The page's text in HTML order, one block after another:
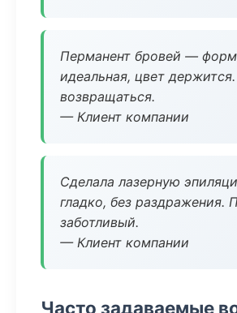
Перманент бровей —
идеальная, цвет
возвращаться.
— Клиент компании
Сделала лазерную
гладко, без раздражения.
заботливый.
— Клиент компании
Часто задаваемые